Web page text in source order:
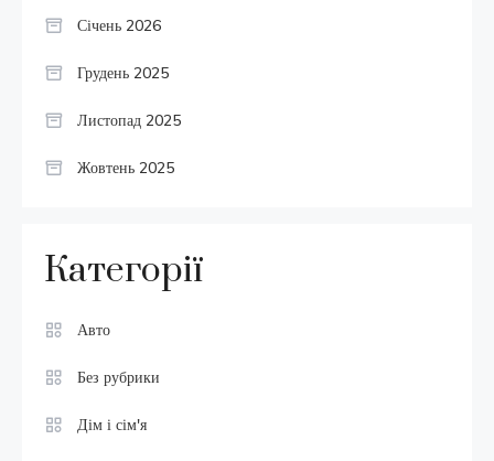
Січень 2026
Грудень 2025
Листопад 2025
Жовтень 2025
Категорії
Авто
Без рубрики
Дім і сім'я